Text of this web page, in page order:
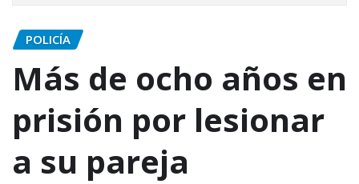
POLICÍA
Más de ocho años en
prisión por lesionar
a su pareja